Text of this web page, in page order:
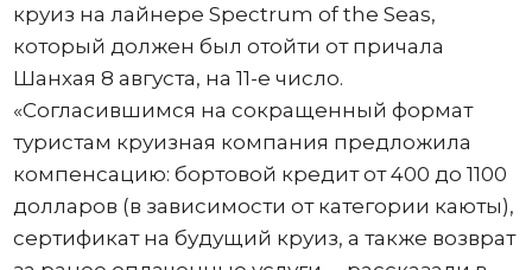
круиз на лайнере Spectrum of the Seas,
который должен был отойти от причала
Шанхая 8 августа, на 11-е число.
«Согласившимся на сокращенный формат
туристам круизная компания предложила
компенсацию: бортовой кредит от 400 до 1100
долларов (в зависимости от категории каюты),
сертификат на будущий круиз, а также возврат